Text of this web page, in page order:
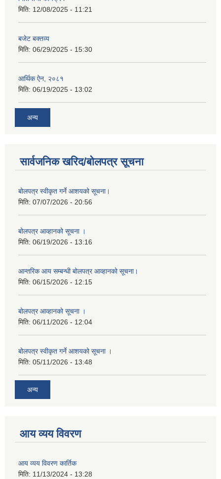
मिति: 12/08/2025 - 11:21
बजेट बक्तव्य
मिति: 06/29/2025 - 15:30
आर्थिक ऐन, २०८१
मिति: 06/19/2025 - 13:02
अन्य
सार्वजनिक खरिद/बोलपत्र सूचना
बोलपत्र स्वीकृत गर्ने आशयको सूचना।
मिति: 07/07/2026 - 20:56
बोलपत्र आव्हानको सूचना ।
मिति: 06/19/2026 - 13:16
आन्तरिक आय सम्बन्धी बोलपत्र आव्हानको सूचना।
मिति: 06/15/2026 - 12:15
बोलपत्र आव्हानको सूचना ।
मिति: 06/11/2026 - 12:04
बोलपत्र स्वीकृत गर्ने आशयको सूचना ।
मिति: 05/11/2026 - 13:48
अन्य
आय व्यय विवरण
आय व्यय विवरण कार्तिक
मिति: 11/13/2024 - 13:28